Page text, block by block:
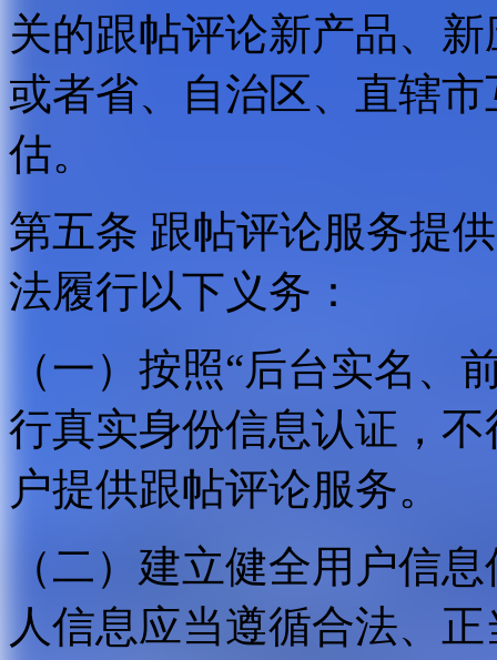
关的跟帖评论新产品、
或者省、自治区、直辖
估。
第五条 跟帖评论服务提
法履行以下义务：
（一）按照“后台实名、
行真实身份信息认证，
户提供跟帖评论服务。
（二）建立健全用户信
人信息应当遵循合法、